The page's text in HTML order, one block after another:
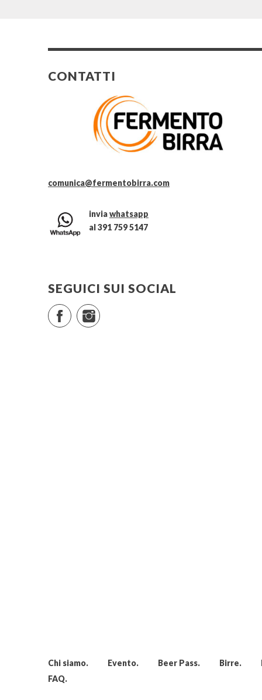
CONTATTI
comunica@fermentobirra.com
inviawhatsapp
al 391 759 5147
SEGUICI SUI SOCIAL
FacebookInstagram
Chi siamo Evento Beer Pass Birre
FAQ